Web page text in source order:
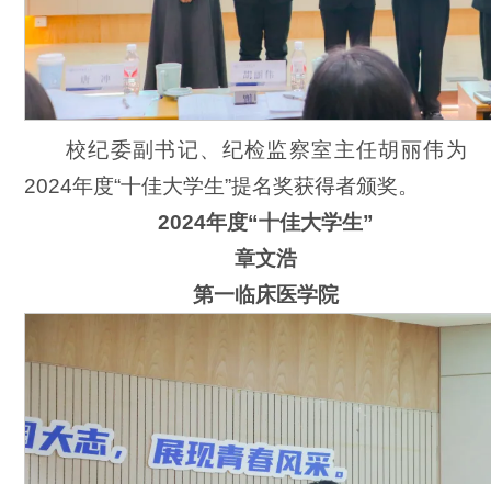
校纪委副书记、纪检监察室主任胡丽伟为
2024年度“十佳大学生”提名奖获得者颁奖。
2024年度“十佳大学生”
章文浩
第一临床医学院